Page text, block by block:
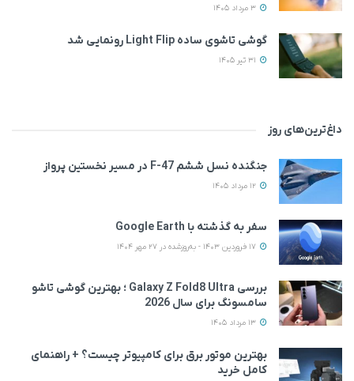
گوشی تاشوی ساده Light Flip رونمایی شد
داغ‌ترین‌های روز
جنگنده نسل ششم F-47 در مسیر نخستین پرواز
سفر به گذشته با Google Earth
بررسی Galaxy Z Fold8 Ultra ؛ بهترین گوشی تاشو
سامسونگ برای سال 2026
بهترین موتور برق برای کامپیوتر چیست؟ + راهنمای
کامل خرید